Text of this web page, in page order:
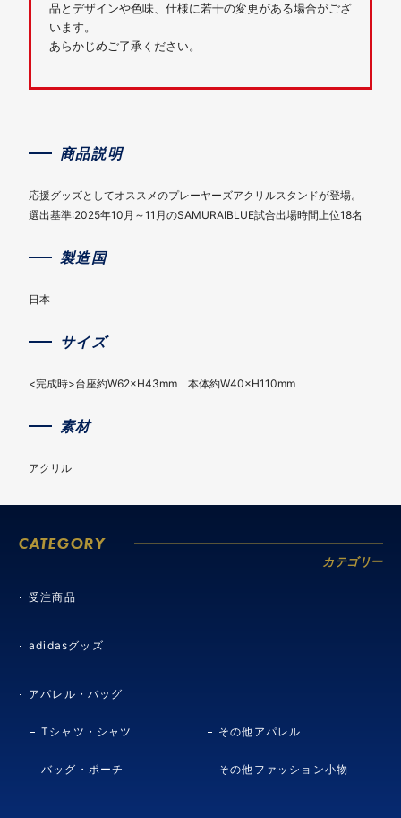
品とデザインや色味、仕様に若干の変更がある場合がござ
います。
あらかじめご了承ください。
商品説明
応援グッズとしてオススメのプレーヤーズアクリルスタンドが登場。
選出基準:2025年10月～11月のSAMURAIBLUE試合出場時間上位18名
製造国
日本
サイズ
<完成時>台座約W62×H43mm 本体約W40×H110mm
素材
アクリル
CATEGORY
カテゴリー
受注商品
adidasグッズ
アパレル・バッグ
Tシャツ・シャツ その他アパレル
バッグ・ポーチ その他ファッション小物